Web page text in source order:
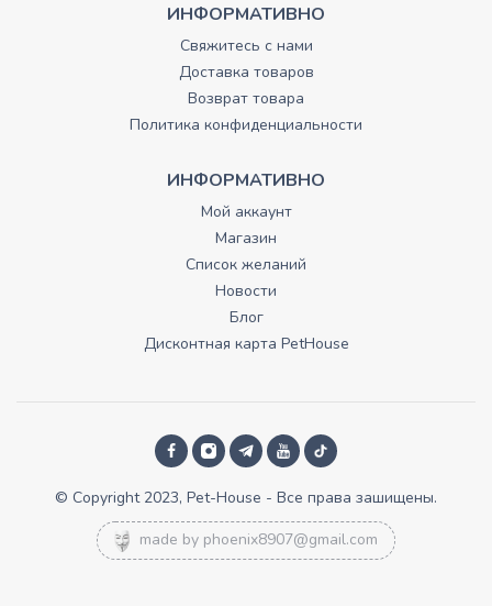
ИНФОРМАТИВНО
Свяжитесь с нами
Доставка товаров
Возврат товара
Политика конфиденциальности
ИНФОРМАТИВНО
Мой аккаунт
Магазин
Список желаний
Новости
Блог
Дисконтная карта PetHouse
© Copyright 2023, Pet-House - Все права зашищены.
made by phoenix8907@gmail.com